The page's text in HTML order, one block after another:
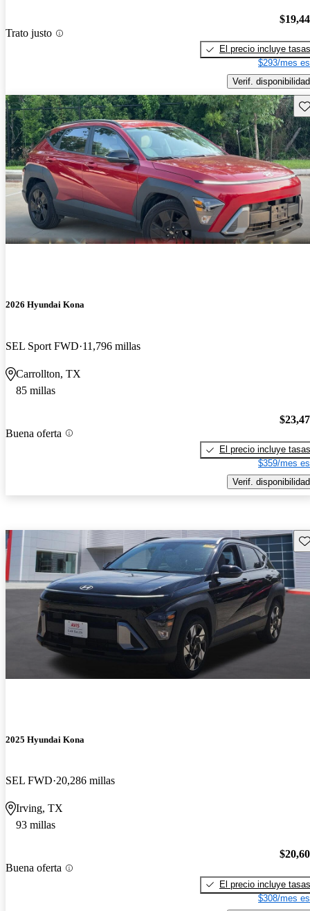
Trato justo
El precio incluye tasas
$293/mes
Verif. disponibilidad
2026 Hyundai Kona
SEL Sport FWD 11,796 millas
Carrollton, TX
85 millas
Buena oferta
El precio incluye tasas
$359/mes
Verif. disponibilidad
2025 Hyundai Kona
SEL FWD 20,286 millas
Irving, TX
93 millas
Buena oferta
El precio incluye tasas
$308/mes